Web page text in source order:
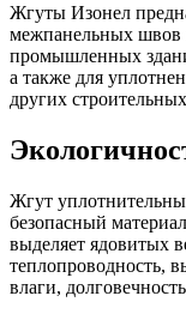
Жгуты Изонел
межпанельных швов
промышленных
а также для
других
Жгут
безопасный
выделяет ядовитых
теплопроводность,
влаги,